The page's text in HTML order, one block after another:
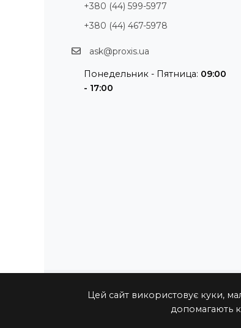
Цей сайт використовує куки,
допомагають
+380 (44) 599-5977
+380 (44) 467-5978
ask@proxis.ua
Понедельник - Пятница: 09:00
- 17:00